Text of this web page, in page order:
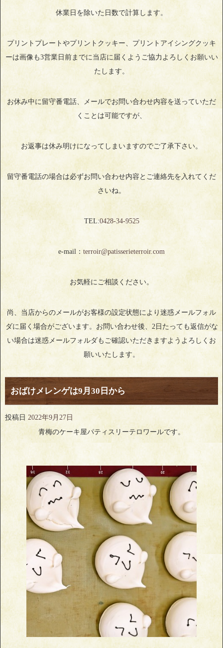
休業日を除いた日数で計算します。
プリントプレートやプリントクッキー、プリントアイシングクッキ
ーは画像も3営業日前までに当店に届くようご協力よろしくお願いい
たします。
お休み中に留守番電話、メールでお問い合わせ内容を送っていただ
くことは可能ですが、
お返事は休み明けになってしまいますのでご了承下さい。
留守番電話の場合は必ずお問い合わせ内容とご連絡先を入れてくだ
さいね。
TEL:0428‐34‐9525
e-mail： terroir@patisserieterroir.com
お気軽にご相談ください。
尚、当店からのメールがお客様の設定状態により迷惑メールフォル
ダに届く場合がございます。お問い合わせ後、2日たっても返信がな
い場合は迷惑メールフォルダもご確認いただきますようよろしくお
願いいたします。
おばけメレンゲは9月30日から
投稿日 2022年9月27日
青梅のケーキ屋パティスリーテロワールです。